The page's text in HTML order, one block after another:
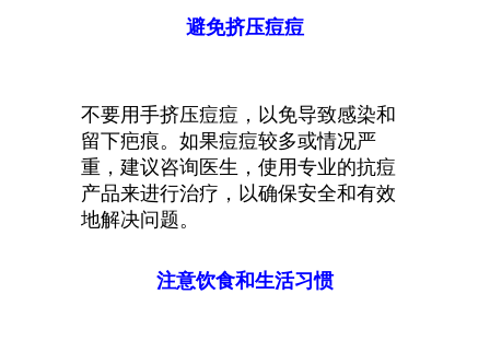
避免挤压痘痘
不要用手挤压痘痘，以免导致感染和
留下疤痕。如果痘痘较多或情况严
重，建议咨询医生，使用专业的抗痘
产品来进行治疗，以确保安全和有效
地解决问题。
注意饮食和生活习惯